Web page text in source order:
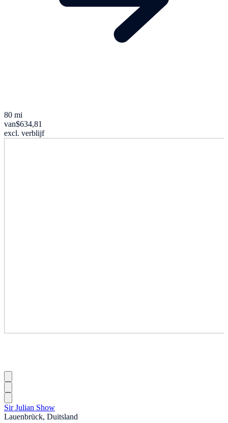
80 mi
van$634,81
excl. verblijf
Sir Julian Show
Lauenbrück, Duitsland